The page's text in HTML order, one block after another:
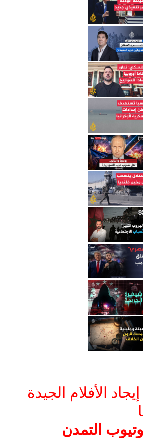
الأفلام الجيدة
التمدن